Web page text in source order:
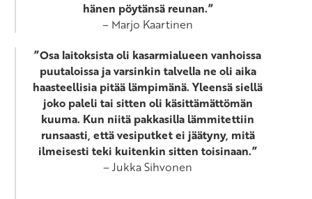
hänen pöytänsä reunan.”
– Marjo Kaartinen
”Osa laitoksista oli kasarmialueen vanhoissa
puutaloissa ja varsinkin talvella ne oli aika
haasteellisia pitää lämpimänä. Yleensä siellä
joko paleli tai sitten oli käsittämättömän
kuuma. Kun niitä pakkasilla lämmitettiin
runsaasti, että vesiputket ei jäätyny, mitä
ilmeisesti teki kuitenkin sitten toisinaan.”
– Jukka Sihvonen